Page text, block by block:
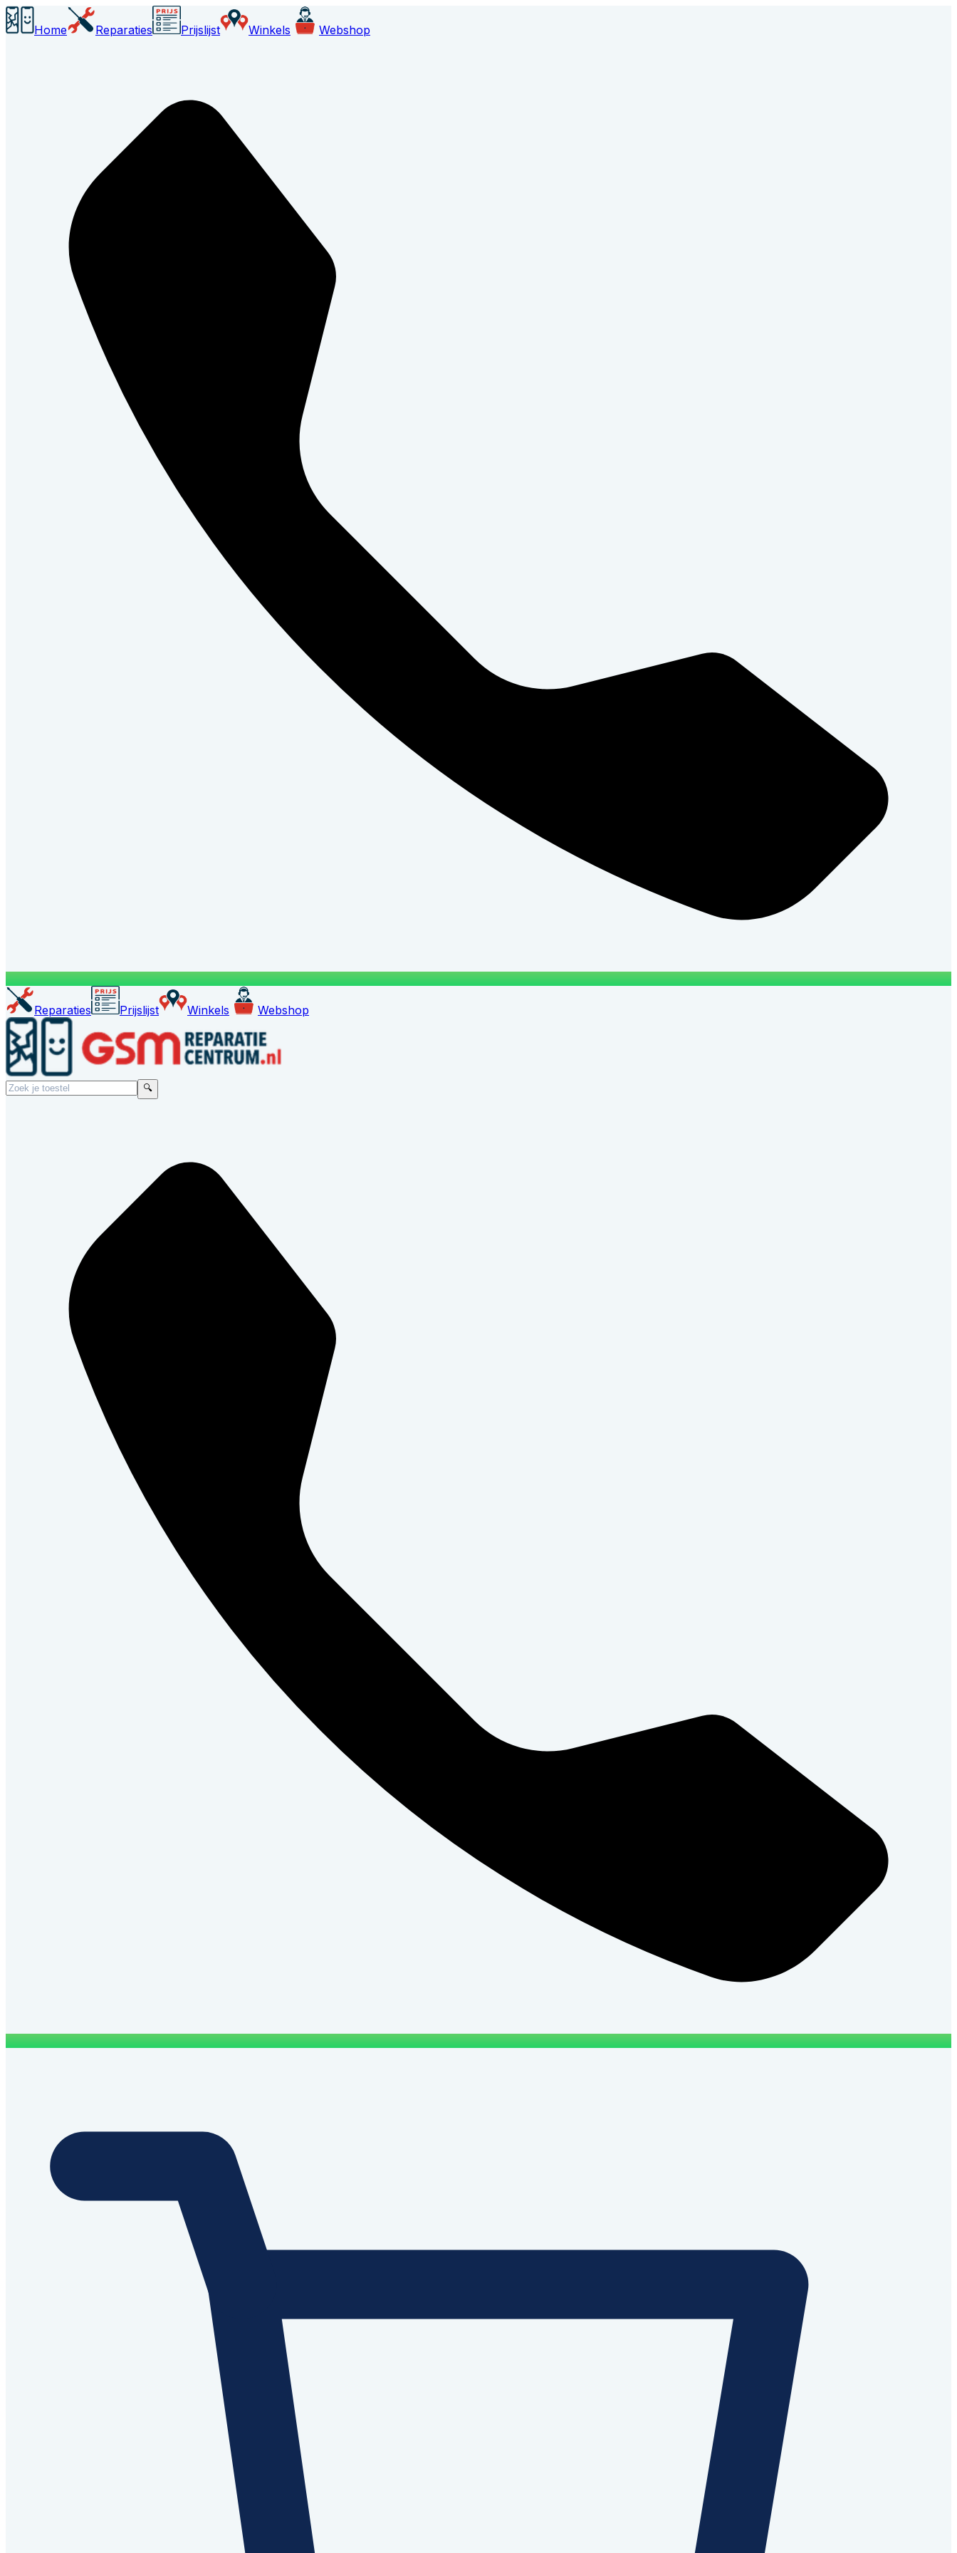
Home Reparaties Prijslijst Winkels Webshop
Reparaties Prijslijst Winkels Webshop
🔍